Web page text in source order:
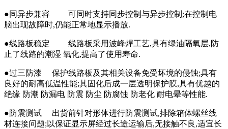
●同异步兼容 可同时支持同步控制与异步控制;在控制电
脑出现故障时,仍能正常地显示播放.
●线路板稳定 线路板采用波峰焊工艺,具有绿油隔氧层,防
止了线路的潮湿 氧化,提高了使用寿命.
●过三防漆 保护线路板及其相关设备免受坏境的侵蚀;具有
良好的耐高低温性能;其固化后成一层透明保护膜,具有优越的
绝缘 防潮 防漏电 防震 防尘 防腐蚀 防老化 耐电晕等性能.
●防震测试 出货前针对形体进行防震测试,排除箱体螺丝线
材连接问题;以保证显示屏经过长途运输后,无接触不良,适宜长